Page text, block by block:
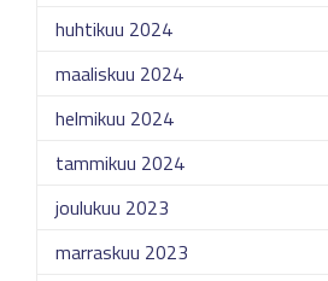
huhtikuu 2024
maaliskuu 2024
helmikuu 2024
tammikuu 2024
joulukuu 2023
marraskuu 2023